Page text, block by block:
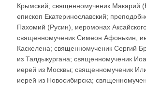
Крымский; священномученик Макарий
епископ Екатеринославский;
Пахомий (Русин), иеромонах
священномученик Симеон Афонькин,
Каскелена; священномученик Сергий
из Талдыкургана; священномученик
иерей из Москвы; священномученик
иерей из Новосибирска;